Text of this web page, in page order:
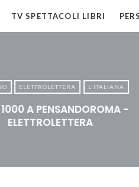
TV SPETTACOLI LIBRI
ELETTROLETTERA L'ITALIANA
1000 A PENSANDOROMA -
ELETTROLETTERA